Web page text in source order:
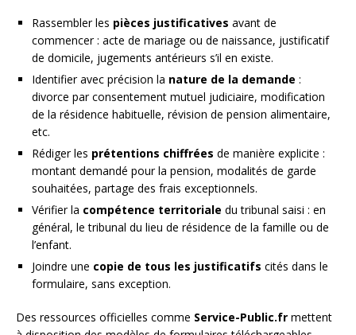
Rassembler les pièces justificatives avant de
commencer : acte de mariage ou de naissance, justificatif
de domicile, jugements antérieurs s’il en existe.
Identifier avec précision la nature de la demande :
divorce par consentement mutuel judiciaire, modification
de la résidence habituelle, révision de pension alimentaire,
etc.
Rédiger les prétentions chiffrées de manière explicite :
montant demandé pour la pension, modalités de garde
souhaitées, partage des frais exceptionnels.
Vérifier la compétence territoriale du tribunal saisi : en
général, le tribunal du lieu de résidence de la famille ou de
l’enfant.
Joindre une copie de tous les justificatifs cités dans le
formulaire, sans exception.
Des ressources officielles comme Service-Public.fr mettent